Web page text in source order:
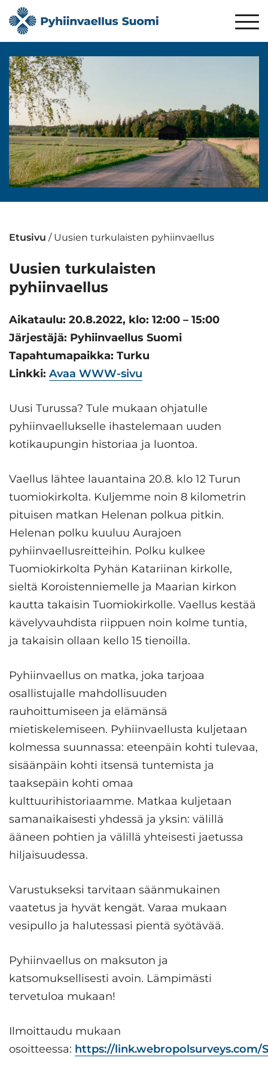
Etusivu / Uusien turkulaisten pyhiinvaellus
Uusien turkulaisten
pyhiinvaellus
Aikataulu: 20.8.2022, klo: 12:00 – 15:00
Järjestäjä: Pyhiinvaellus Suomi
Tapahtumapaikka: Turku
Linkki: Avaa WWW-sivu
Uusi Turussa? Tule mukaan ohjatulle
pyhiinvaellukselle ihastelemaan uuden
kotikaupungin historiaa ja luontoa.
Vaellus lähtee lauantaina 20.8. klo 12 Turun
tuomiokirkolta. Kuljemme noin 8 kilometrin
pituisen matkan Helenan polkua pitkin.
Helenan polku kuuluu Aurajoen
pyhiinvaellusreitteihin. Polku kulkee
Tuomiokirkolta Pyhän Katariinan kirkolle,
sieltä Koroistenniemelle ja Maarian kirkon
kautta takaisin Tuomiokirkolle. Vaellus kestää
kävelyvauhdista riippuen noin kolme tuntia,
ja takaisin ollaan kello 15 tienoilla.
Pyhiinvaellus on matka, joka tarjoaa
osallistujalle mahdollisuuden
rauhoittumiseen ja elämänsä
mietiskelemiseen. Pyhiinvaellusta kuljetaan
kolmessa suunnassa: eteenpäin kohti tulevaa,
sisäänpäin kohti itsensä tuntemista ja
taaksepäin kohti omaa
kulttuurihistoriaamme. Matkaa kuljetaan
samanaikaisesti yhdessä ja yksin: välillä
ääneen pohtien ja välillä yhteisesti jaetussa
hiljaisuudessa.
Varustukseksi tarvitaan säänmukainen
vaatetus ja hyvät kengät. Varaa mukaan
vesipullo ja halutessasi pientä syötävää.
Pyhiinvaellus on maksuton ja
katsomuksellisesti avoin. Lämpimästi
tervetuloa mukaan!
Ilmoittaudu mukaan
osoitteessa: https://link.webropolsurveys.com/